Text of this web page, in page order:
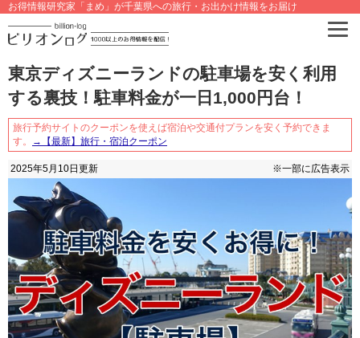
お得情報研究家「まめ」が千葉県への旅行・お出かけ情報をお届け
東京ディズニーランドの駐車場を安く利用
する裏技！駐車料金が一日1,000円台！
旅行予約サイトのクーポンを使えば宿泊や交通付プランを安く予約できま
す。
→【最新】旅行・宿泊クーポン
2025年5月10日 更新 ※一部に広告表示